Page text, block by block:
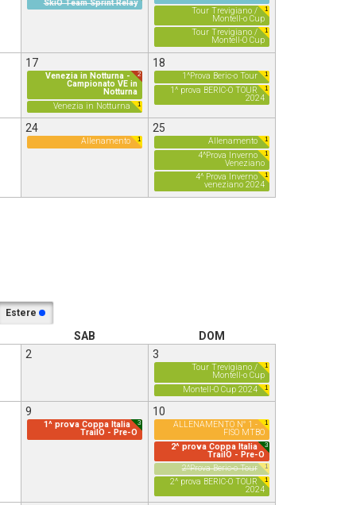
SkiO Team Sprint Relay
1
Tour Trevigiano /
Montell-o Cup
1
Tour Trevigiano /
Montell-O Cup
17
2
Venezia in Notturna -
Campionato VE in
Notturna
1
Venezia in Notturna
18
1
1^Prova Beric-o Tour
1
1^ prova BERIC-O TOUR
2024
24
1
Allenamento
25
1
Allenamento
1
4^Prova Inverno
Veneziano
1
4^ Prova Inverno
veneziano 2024
Estere
SAB
DOM
2 3
1
Tour Trevigiano /
Montell-o Cup
1
Montell-O Cup 2024
9
3
1^ prova Coppa Italia
TrailO - Pre-O
10
1
ALLENAMENTO N° 1 -
FISO MTBO
3
2^ prova Coppa Italia
TrailO - Pre-O
1
2^Prova Beric-o Tour
1
2^ prova BERIC-O TOUR
2024